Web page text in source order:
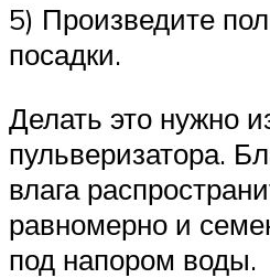
5) Произведите
посадки.
Делать это нужно
пульверизатора.
влага
равномерно и
под напором воды.